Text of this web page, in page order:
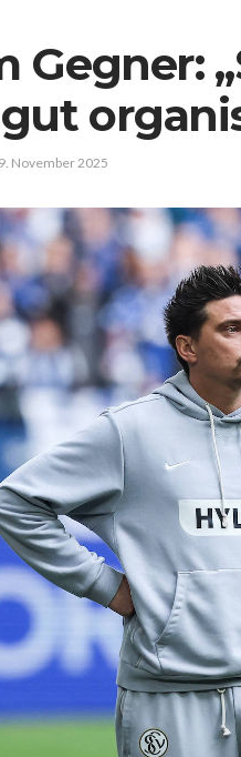
Gegner:
9. November 2025